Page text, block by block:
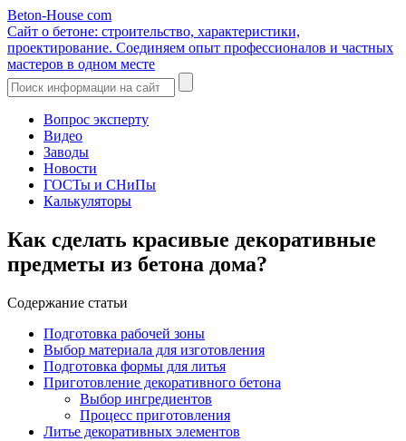
Beton-House com
Сайт о бетоне: строительство, характеристики,
проектирование. Соединяем опыт профессионалов и частных
мастеров в одном месте
Вопрос эксперту
Видео
Заводы
Новости
ГОСТы и СНиПы
Калькуляторы
Как сделать красивые декоративные
предметы из бетона дома?
Содержание статьи
Подготовка рабочей зоны
Выбор материала для изготовления
Подготовка формы для литья
Приготовление декоративного бетона
Выбор ингредиентов
Процесс приготовления
Литье декоративных элементов